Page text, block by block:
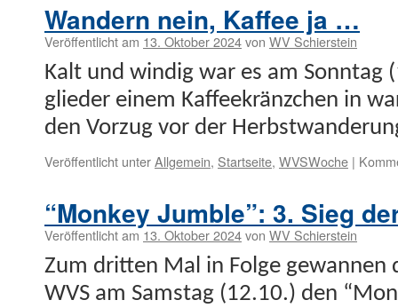
Wandern nein, Kaffee ja …
Veröffentlicht am 13. Oktober 2024von WV Schierstein
Kalt und windig war es am Son­ntag
glieder einem Kaf­feekränzchen in
den Vorzug vor der
Veröffentlicht unterAllgemein, Startseite, WVSWoche |
“Monkey Jumble”: 3. Sieg
Veröffentlicht am 13. Oktober 2024von WV Schierstein
Zum drit­ten Mal in Folge gewan­nen
WVS am Sam­stag (12.10.) den